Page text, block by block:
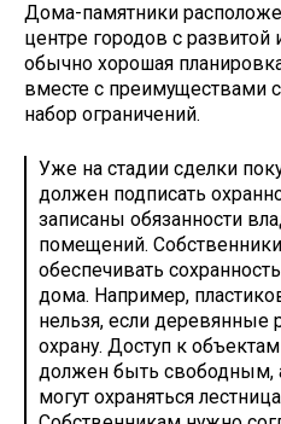
Дома-памятники
центре городов с развитой
обычно хорошая
вместе с преимуществами
набор ограничений.
Уже на стадии сделки
должен подписать
записаны обязанности
помещений.
обеспечивать
дома. Например,
нельзя, если
охрану. Доступ к
должен быть свободным,
могут охраняться